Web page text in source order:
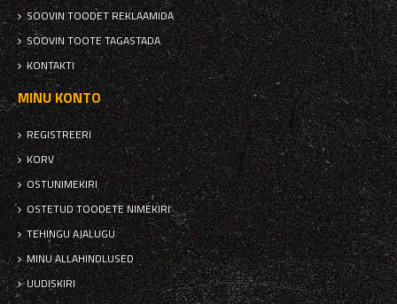
SOOVIN TOODET REKLAAMIDA
SOOVIN TOOTE TAGASTADA
KONTAKTI
MINU KONTO
REGISTREERI
KORV
OSTUNIMEKIRI
OSTETUD TOODETE NIMEKIRI
TEHINGU AJALUGU
MINU ALLAHINDLUSED
UUDISKIRI